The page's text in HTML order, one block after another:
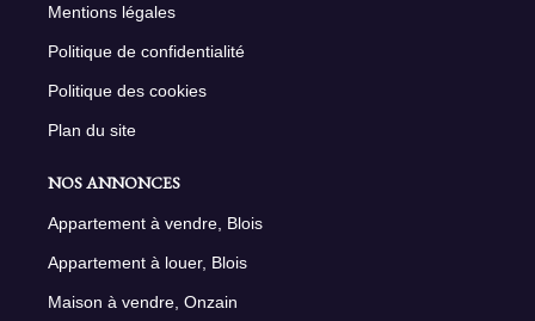
Mentions légales
Politique de confidentialité
Politique des cookies
Plan du site
NOS ANNONCES
Appartement à vendre, Blois
Appartement à louer, Blois
Maison à vendre, Onzain